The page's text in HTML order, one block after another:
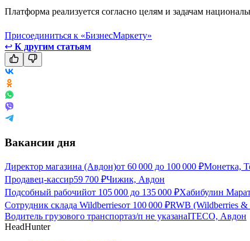
Платформа реализуется согласно целям и задачам
Присоединиться к «БизнесМаркету»
↩ К другим статьям
Вакансии дня
Директор магазина (Авдон)от 60 000 до 100 000 ₽Монетка,
Продавец-кассир59 700 ₽Чижик, Авдон
Подсобный рабочийот 105 000 до 135 000 ₽Хабибулин
Сотрудник склада Wildberriesот 100 000 ₽RWB (Wildberries
Водитель грузового транспортаз/п не указанаITECO, Авдон
HeadHunter